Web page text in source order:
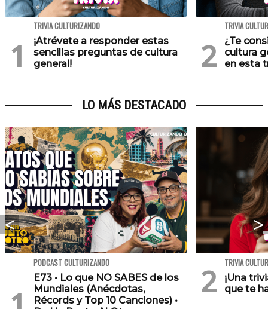
TRIVIA CULTURIZANDO
¡Atrévete a responder estas
sencillas preguntas de cultura
general!
TRIVIA
¿Te
cultura
en esta
LO MÁS DESTACADO
PODCAST CULTURIZANDO
E73 • Lo que NO SABES de los
Mundiales (Anécdotas,
Récords y Top 10 Canciones) •
TRIVIA
¡Una
que te